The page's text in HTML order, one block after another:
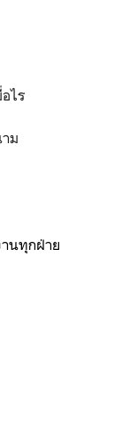
ไร
ม
นทุกฝ่าย